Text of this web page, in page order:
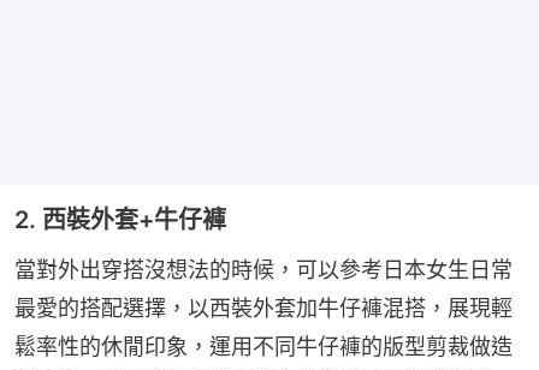
2. 西裝外套+牛仔褲
當對外出穿搭沒想法的時候，可以參考日本女生日常
最愛的搭配選擇，以西裝外套加牛仔褲混搭，展現輕
鬆率性的休閒印象，運用不同牛仔褲的版型剪裁做造